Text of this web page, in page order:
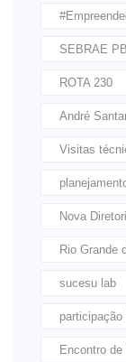
SEBRAE PB
ROTA 230
André
Visitas
Nova
Rio Grande
sucesu lab
participação
Encontro